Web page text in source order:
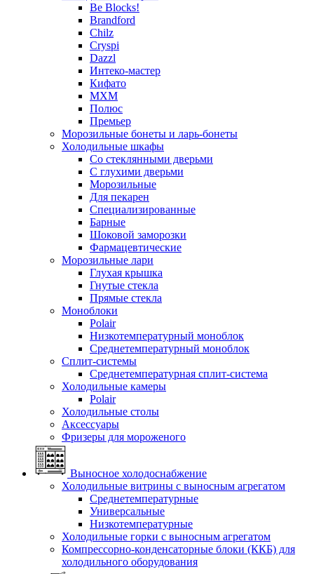
Be Blocks!
Brandford
Chilz
Cryspi
Dazzl
Интеко-мастер
Кифато
МХМ
Полюс
Премьер
Морозильные бонеты и ларь-бонеты
Холодильные шкафы
Со стеклянными дверьми
С глухими дверьми
Морозильные
Для пекарен
Специализированные
Барные
Шоковой заморозки
Фармацевтические
Морозильные лари
Глухая крышка
Гнутые стекла
Прямые стекла
Моноблоки
Polair
Низкотемпературный моноблок
Среднетемпературный моноблок
Сплит-системы
Среднетемпературная сплит-система
Холодильные камеры
Polair
Холодильные столы
Аксессуары
Фризеры для мороженого
Выносное холодоснабжение
Холодильные витрины с выносным агрегатом
Среднетемпературные
Универсальные
Низкотемпературные
Холодильные горки с выносным агрегатом
Компрессорно-конденсаторные блоки (ККБ) для
холодильного оборудования